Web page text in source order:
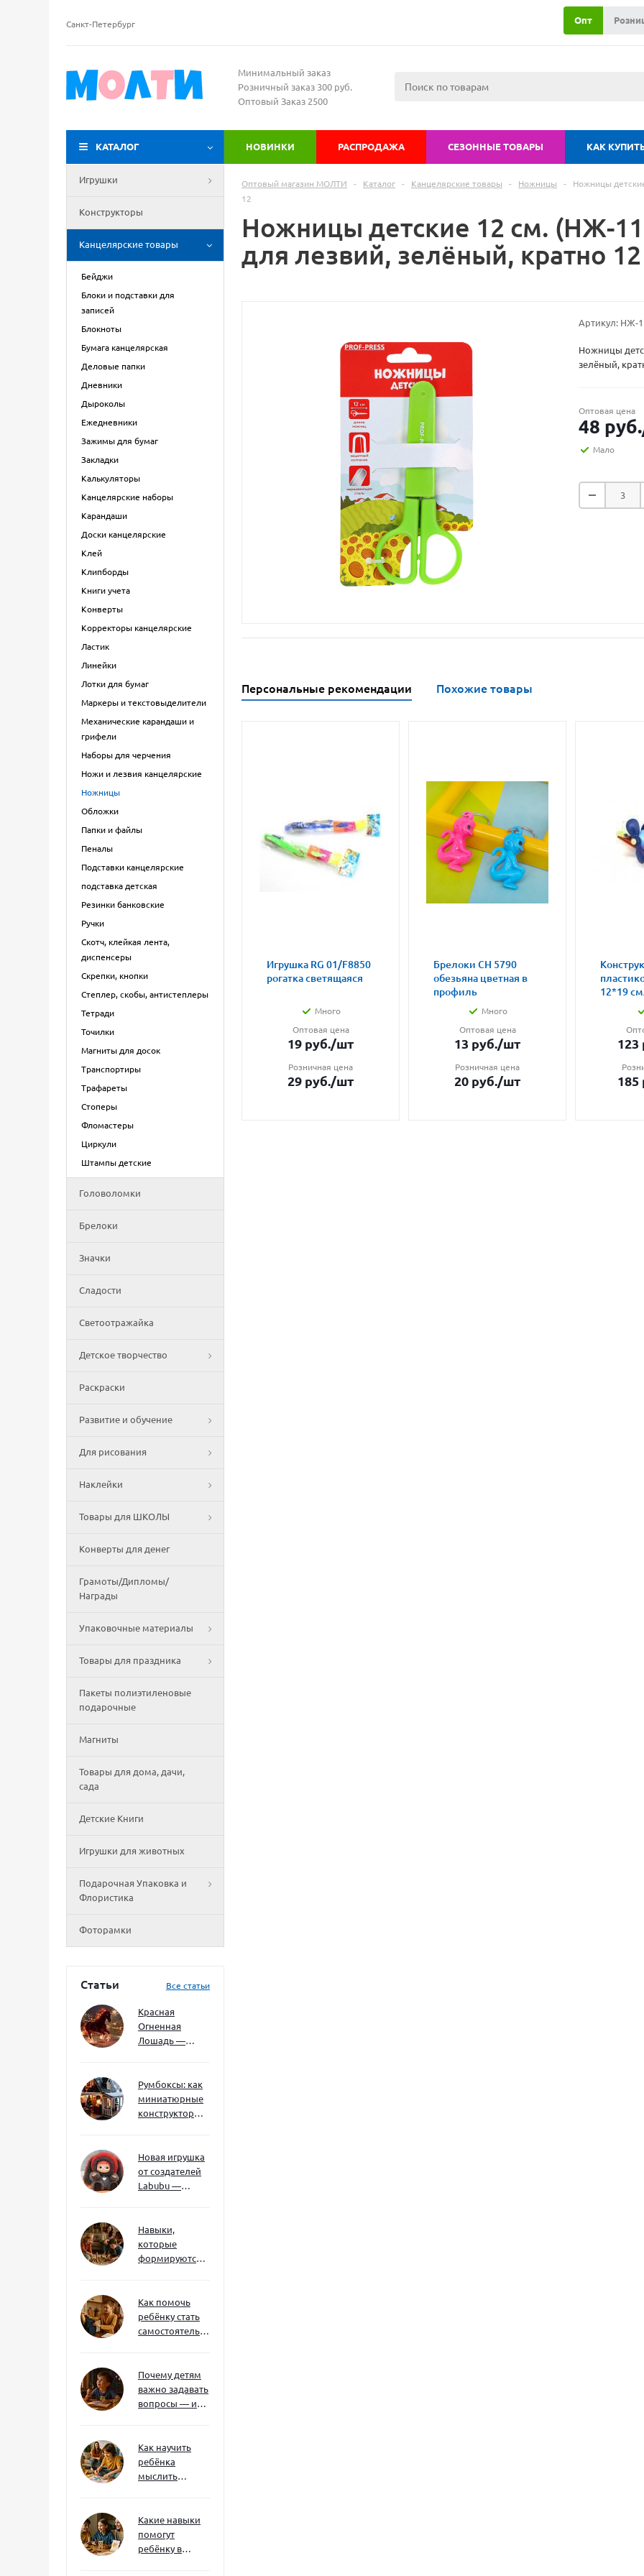
Санкт-Петербург Опт
Минимальный заказ
Розничный заказ 300 руб.
Оптовый Заказ 2500
КАТАЛОГ НОВИНКИ РАСПРОДАЖА СЕЗОННЫЕ ТОВАРЫ КАК
Игрушки
Конструкторы
Канцелярские товары
Бейджи
Блоки и подставки для
записей
Блокноты
Бумага канцелярская
Деловые папки
Дневники
Дыроколы
Ежедневники
Зажимы для бумаг
Закладки
Калькуляторы
Канцелярские наборы
Карандаши
Доски канцелярские
Клей
Клипборды
Книги учета
Конверты
Корректоры канцелярские
Ластик
Линейки
Лотки для бумаг
Маркеры и текстовыделители
Механические карандаши и
грифели
Наборы для черчения
Ножи и лезвия канцелярские
Ножницы
Обложки
Папки и файлы
Пеналы
Подставки канцелярские
подставка детская
Резинки банковские
Ручки
Скотч, клейкая лента,
диспенсеры
Скрепки, кнопки
Степлер, скобы, антистеплеры
Тетради
Точилки
Магниты для досок
Транспортиры
Трафареты
Стоперы
Фломастеры
Циркули
Штампы детские
Головоломки
Брелоки
Значки
Сладости
Светоотражайка
Детское творчество
Раскраски
Развитие и обучение
Для рисования
Наклейки
Товары для ШКОЛЫ
Конверты для денег
Грамоты/Дипломы/
Награды
Упаковочные материалы
Товары для праздника
Пакеты полиэтиленовые
подарочные
Магниты
Товары для дома, дачи,
сада
Детские Книги
Игрушки для животных
Подарочная Упаковка и
Флористика
Фоторамки
Статьи Все статьи
Красная
Огненная
Лошадь —
ждать и как
подготовиться
Румбоксы: как
миниатюрные
конструкторы
мышление и
внимание к
деталям
Новая игрушка
от создателей
Labubu —
Навыки,
которые
формируются
ребёнка
успешным
Как помочь
ребёнку стать
самостоятельным
Почему детям
важно задавать
вопросы — и
Как научить
ребёнка
мыслить
сложностей
Какие навыки
помогут
ребёнку в
Оптовый магазин МОЛТИ - Каталог - Канцелярские товары - Ножницы -
Ножницы
12
Ножницы детские 12 см. (НЖ-
для лезвий, зелёный, кратно 12
Артикул: НЖ-
Ножницы
зелёный,
Оптовая цена
48 руб.
Мало
Персональные рекомендации Похожие товары
Игрушка RG 01/F8850
рогатка светящаяся
Много
Оптовая цена
19 руб./шт
Розничная цена
29 руб./шт
Брелоки CH 5790
обезьяна цветная в
профиль
Много
Оптовая цена
13 руб./шт
Розничная цена
20 руб./шт
12*19
123
185